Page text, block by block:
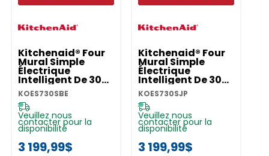
Kitchenaid® Four
Mural Simple
Électrique
Intelligent De 30
Pouces Avec
Modes De Cuisson
Assistée - Minerai
Noir KOES730SBE
KOES730SBE
Veuillez nous
contacter pour la
disponibilité
3 199,99$
Kitchenaid® Four
Mural Simple
Électrique
Intelligent De 30
Pouces Avec
Modes De Cuisson
Assistée -
Genévrier
KOES730SJP
KOES730SJP
Veuillez nous
contacter pour la
disponibilité
3 199,99$